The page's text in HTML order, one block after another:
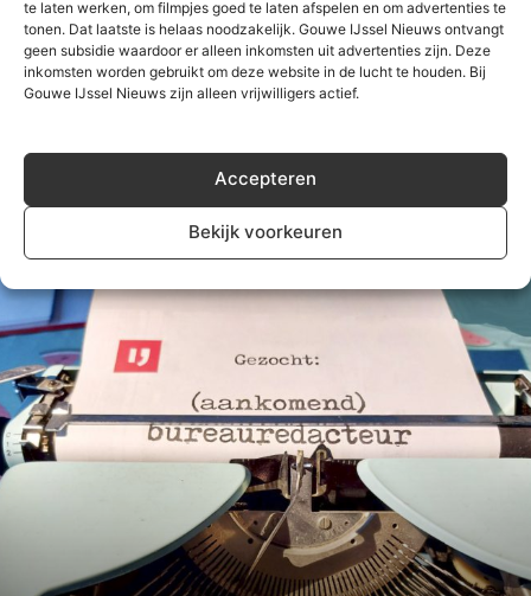
te laten werken, om filmpjes goed te laten afspelen en om advertenties te
tonen. Dat laatste is helaas noodzakelijk. Gouwe IJssel Nieuws ontvangt
geen subsidie waardoor er alleen inkomsten uit advertenties zijn. Deze
inkomsten worden gebruikt om deze website in de lucht te houden. Bij
Gouwe IJssel Nieuws zijn alleen vrijwilligers actief.
Accepteren
Bekijk voorkeuren
Algemeen
veilig gevonden
Motorrijder gewond na eenzijdig